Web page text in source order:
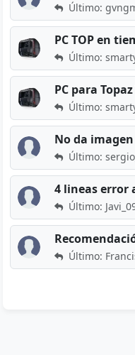
Último:
Último:
Último:
No da
Último:
4 lineas error
Último:
Último: